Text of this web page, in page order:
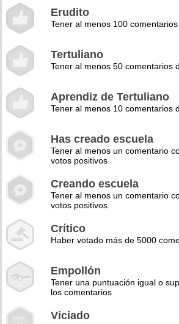
Erudito
Tener al menos 100
Tertuliano
Tener al menos 50 comentarios
Aprendiz de Tertuliano
Tener al menos 10 comentarios
Has creado escuela
Tener al menos un comentario
votos positivos
Creando escuela
Tener al menos un comentario
votos positivos
Crítico
Haber votado más de 5000
Empollón
Tener una puntuación igual o
los comentarios
Viciado